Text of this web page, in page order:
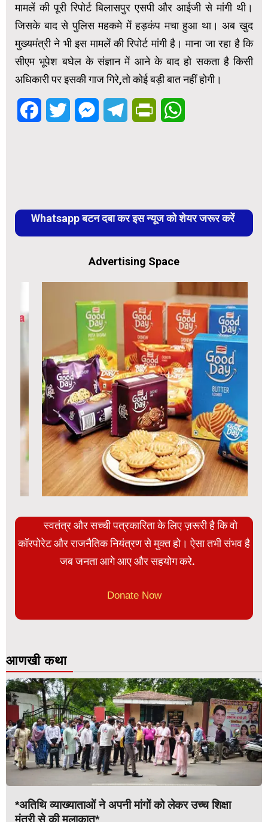
मामलें की पूरी रिपोर्ट बिलासपुर एसपी और आईजी से मांगी थी।
जिसके बाद से पुलिस महकमे में हड़कंप मचा हुआ था। अब खुद
मुख्यमंत्री ने भी इस मामलें की रिपोर्ट मांगी है। माना जा रहा है कि
सीएम भूपेश बघेल के संज्ञान में आने के बाद हो सकता है किसी
अधिकारी पर इसकी गाज गिरे,तो कोई बड़ी बात नहीं होगी।
FacebookTwitter MessengerTelegramPrintFriendly
Whatsapp बटन दबा कर इस न्यूज को शेयर जरूर करें
Advertising Space
स्वतंत्र और सच्ची पत्रकारिता के लिए ज़रूरी है कि वो
कॉरपोरेट और राजनैतिक नियंत्रण से मुक्त हो। ऐसा तभी संभव है
जब जनता आगे आए और सहयोग करे.
Donate Now
आणखी कथा
*अतिथि व्याख्याताओं ने अपनी मांगों को लेकर उच्च शिक्षा
मंत्री से की मुलाकात*